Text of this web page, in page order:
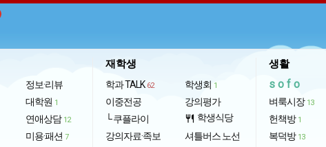
정보·리뷰
대학원 1
연애상담 12
미용·패션 7
재학생
학과 TALK 62
이중전공
└ 쿠플라이
강의자료·족보
학생회 1
강의평가
restaurant 학생식당
셔틀버스 노선
생활
sofo
벼룩시장 13
헌책방 1
복덕방 13